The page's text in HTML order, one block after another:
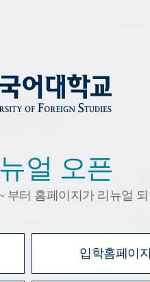
얼 오픈
부터 홈페이지가 리뉴얼
입학홈페이